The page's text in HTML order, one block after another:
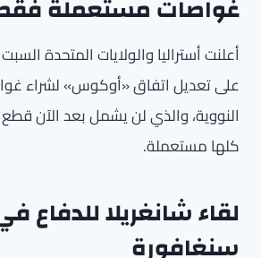
غواصات مستعملة
أعلنت أستراليا والولايات المتحدة
على تعديل اتفاق «أوكوس» لشراء
النووية، والذي لن يشمل بعد الآن
كلها مستعملة.
لقاء شانغريلا للدفاع
سنغافورة